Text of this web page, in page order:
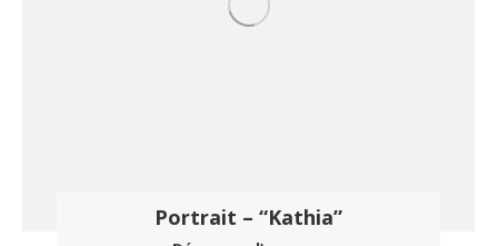
Portrait – “Kathia”